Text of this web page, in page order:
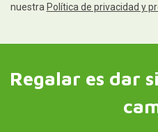
nuestra Política de privacidad y
Regalar es dar